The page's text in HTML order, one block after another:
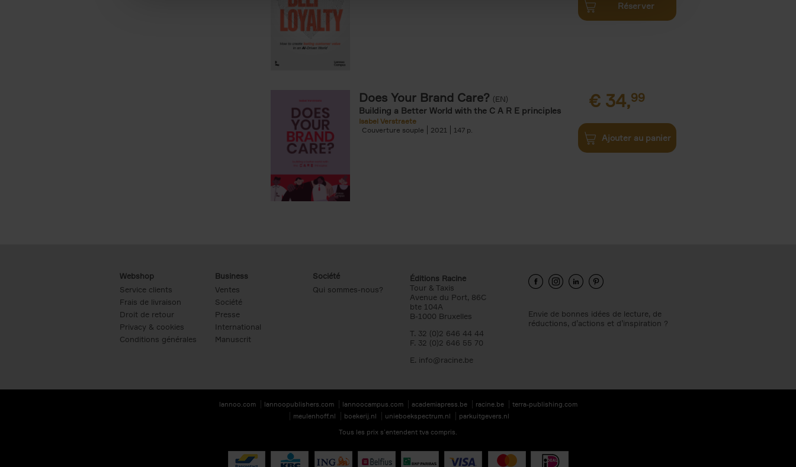
Réserver
Does Your Brand Care? (EN)
Building a Better World with the C A R E principles
Isabel Verstraete
Couverture souple
2021 147
€ 34,99
Ajouter au panier
Webshop
Service clients
Frais de livraison
Droit de retour
Privacy & cookies
Conditions générales
Business
Ventes
Société
Presse
International
Manuscrit
Société
Qui sommes-nous?
Éditions Racine
Tour & Taxis
Avenue du Port, 86C
bte 104A
B-1000 Bruxelles
T. 32 (0)2 646 44 44
F. 32 (0)2 646 55 70
E. info@racine.be
Envie de bonnes idées de lecture, de
réductions, d’actions et d’inspiration ?
lannoo.com lannoopublishers.com lannoocampus.com academiapress.be racine.be
terra-publishing.com
meulenhoff.nl
boekerij.nl unieboekspectrum.nl
parkuitgevers.nl
Tous les prix s’entendent tva compris.